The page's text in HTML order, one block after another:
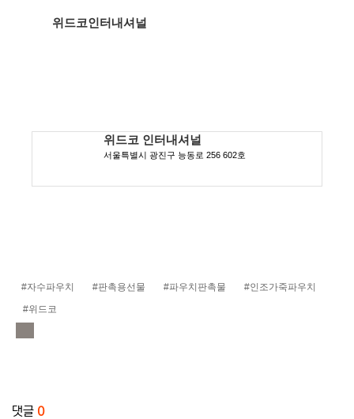
위드코인터내셔널
위드코 인터내셔널
서울특별시 광진구 능동로 256 602호
#자수파우치 #판촉용선물 #파우치판촉물
#인조가죽파우치
#위드코
댓글 0